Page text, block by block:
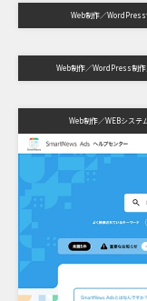
Web制作 WordPress
Web制作 WordPress制作
Web制作 WEBシステ